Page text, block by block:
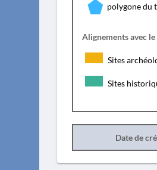
polygone du
Alignements avec
Sites
Sites
Date de